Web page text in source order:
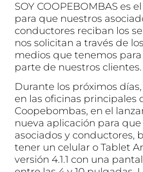
SOY COOPEBOMBAS es
para que nuestros
conductores reciban los
nos solicitan a través de
medios que tenemos
parte de nuestros clientes.
Durante los próximos
en las oficinas principales
Coopebombas, en el
nueva aplicación para
asociados y conductores,
tener un celular o Tablet
versión 4.1.1 con una